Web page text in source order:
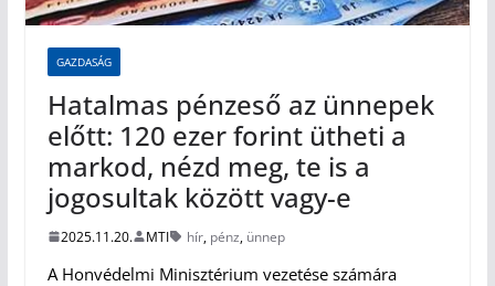
GAZDASÁG
Hatalmas pénzeső az ünnepek
előtt: 120 ezer forint ütheti a
markod, nézd meg, te is a
jogosultak között vagy-e
2025.11.20. MTI hír, pénz, ünnep
A Honvédelmi Minisztérium vezetése számára